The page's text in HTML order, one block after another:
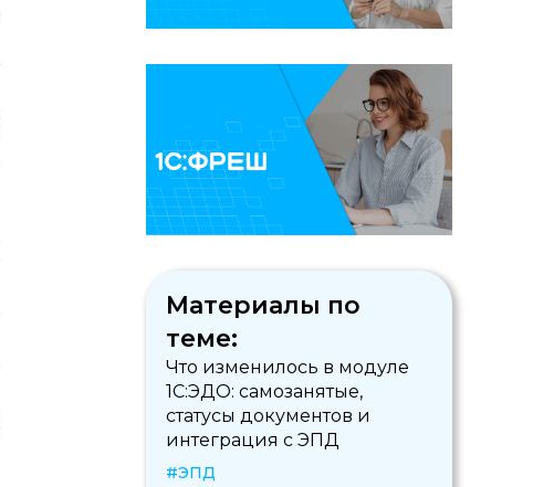
Материалы по
теме:
Что изменилось в модуле
1С:ЭДО: самозанятые,
статусы документов и
интеграция с ЭПД
#ЭПД